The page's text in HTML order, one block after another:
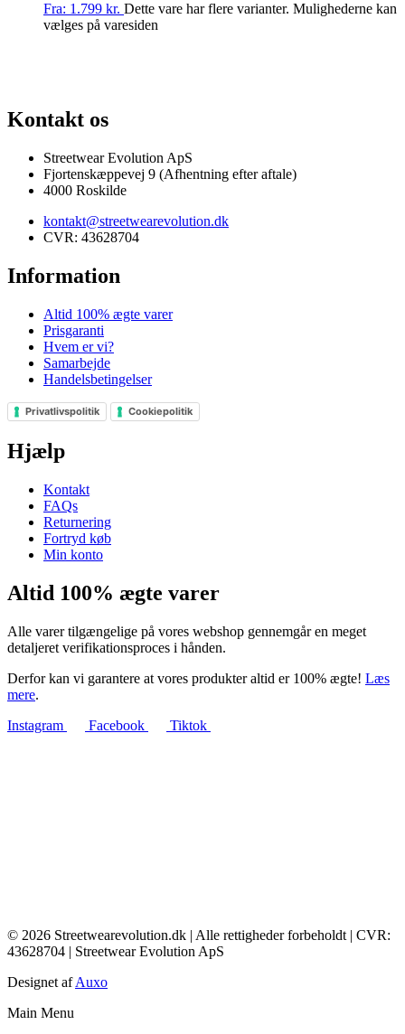
Fra: 1.799 kr. Dette vare har flere varianter. Mulighederne kan
vælges på varesiden
Kontakt os
Streetwear Evolution ApS
Fjortenskæppevej 9 (Afhentning efter aftale)
4000 Roskilde
kontakt@streetwearevolution.dk
CVR: 43628704
Information
Altid 100% ægte varer
Prisgaranti
Hvem er vi?
Samarbejde
Handelsbetingelser
Privatlivspolitik Cookiepolitik
Hjælp
Kontakt
FAQs
Returnering
Fortryd køb
Min konto
Altid 100% ægte varer
Alle varer tilgængelige på vores webshop gennemgår en meget
detaljeret verifikationsproces i hånden.
Derfor kan vi garantere at vores produkter altid er 100% ægte! Læs
mere.
Instagram
Facebook Tiktok
© 2026 Streetwearevolution.dk | Alle rettigheder forbeholdt | CVR:
43628704 | Streetwear Evolution ApS
Designet afAuxo
Main Menu